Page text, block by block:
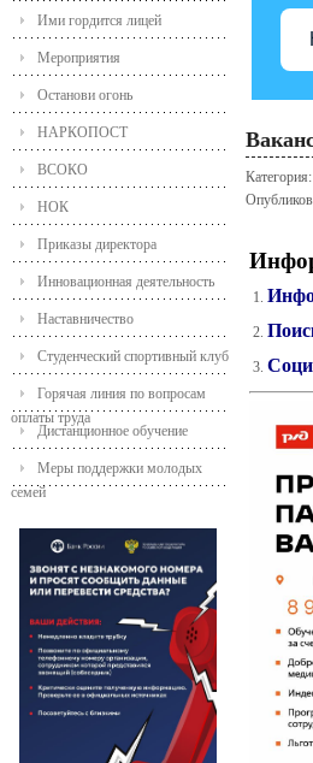
Ими гордится лицей
Мероприятия
Останови огонь
НАРКОПОСТ
ВСОКО
НОК
Приказы директора
Инновационная деятельность
Наставничество
Студенческий спортивный клуб
Горячая линия по вопросам
оплаты труда
Дистанционное обучение
Меры поддержки молодых
семей
Категория: